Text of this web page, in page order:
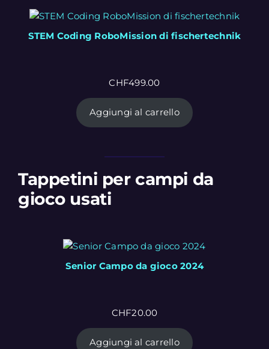
STEM Coding RoboMission di fischertechnik
CHF499.00
Aggiungi al carrello
Tappetini per campi da
gioco usati
Senior Campo da gioco 2024
CHF20.00
Aggiungi al carrello